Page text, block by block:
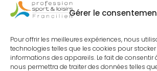
Gérer le
Pour offrir les meilleures expériences, nous
technologies telles que les cookies pour
informations des appareils. Le fait de consentir
nous permettra de traiter des données telles
FAQ
Informations utiles
Mentions Légales